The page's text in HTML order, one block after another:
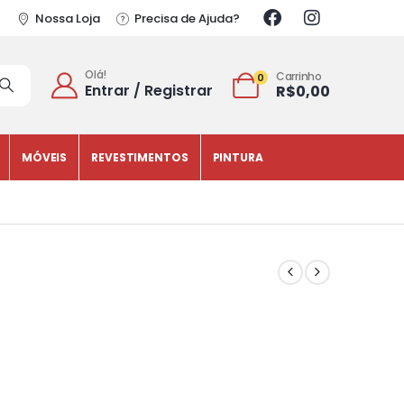
Nossa Loja Precisa de Ajuda?
Olá!
Entrar / Registrar
0 Carrinho
R$0,00
MÓVEIS REVESTIMENTOS PINTURA